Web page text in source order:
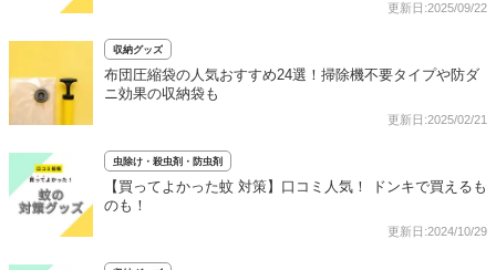
更新日:2025/09/22
収納グッズ
布団圧縮袋の人気おすすめ24選！掃除機不要タイプや防ダ
ニ効果の収納袋も
更新日:2025/02/21
虫除け・殺虫剤・防虫剤
【買ってよかった蚊 対策】口コミ人気！ ドンキで買えるも
のも！
更新日:2024/10/29